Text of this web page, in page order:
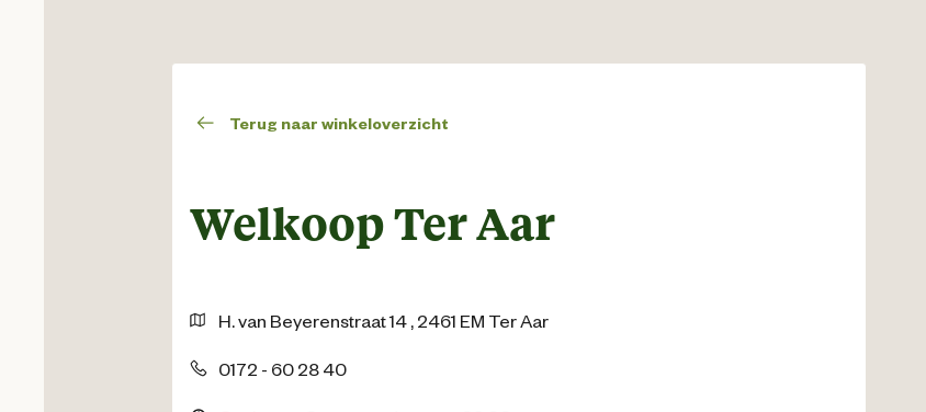
Terug naar winkeloverzicht
Welkoop Ter Aar
H. van Beyerenstraat14 2461 EM Ter Aar
0172 - 60 28 40